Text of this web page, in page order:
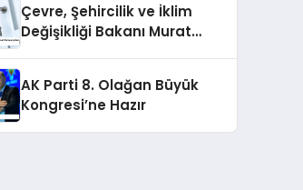
Çevre, Şehircilik ve İklim
Değişikliği Bakanı Murat
AK Parti 8. Olağan Büyük
Kongresi’ne Hazır